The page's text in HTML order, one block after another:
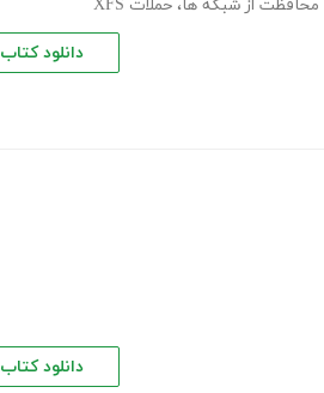
محافظت از شبکه ها، حملات XFS
دانلود کتاب
دانلود کتاب